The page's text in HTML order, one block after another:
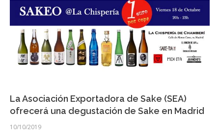
La Asociación Exportadora de Sake (SEA)
ofrecerá una degustación de Sake en Madrid
10/10/2019